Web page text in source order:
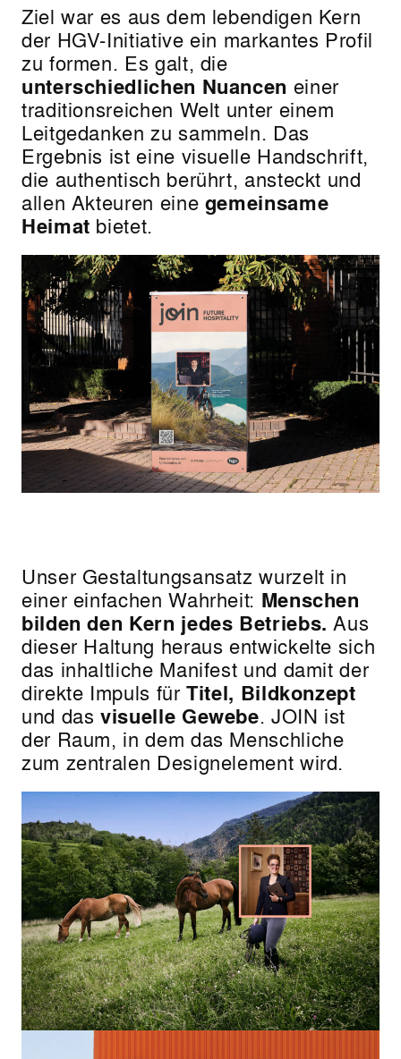
Ziel war es aus dem lebendigen Kern
der HGV-Initiative ein markantes Profil
zu formen. Es galt, die
unterschiedlichen Nuancen einer
traditionsreichen Welt unter einem
Leitgedanken zu sammeln. Das
Ergebnis ist eine visuelle Handschrift,
die authentisch berührt, ansteckt und
allen Akteuren eine gemeinsame
Heimat bietet.
Unser Gestaltungsansatz wurzelt in
einer einfachen Wahrheit: Menschen
bilden den Kern jedes Betriebs. Aus
dieser Haltung heraus entwickelte sich
das inhaltliche Manifest und damit der
direkte Impuls fürTitel, Bildkonzept
und dasvisuelle Gewebe. JOIN ist
der Raum, in dem das Menschliche
zum zentralen Designelement wird.